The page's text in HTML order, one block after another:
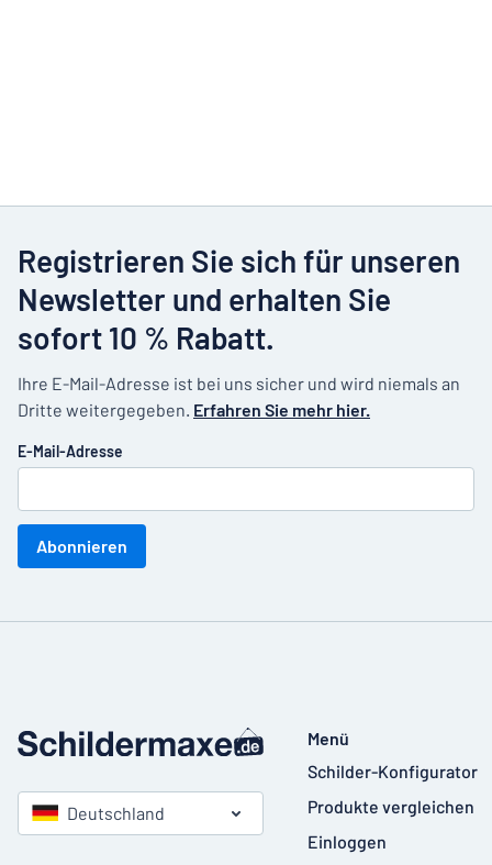
Registrieren Sie sich für unseren
Newsletter und erhalten Sie
sofort 10 % Rabatt.
Ihre E-Mail-Adresse ist bei uns sicher und wird niemals an
Dritte weitergegeben. Erfahren Sie mehr hier.
E-Mail-Adresse
Abonnieren
Deutschland
Menü
Schilder-Konfigurator
Produkte vergleichen
Einloggen